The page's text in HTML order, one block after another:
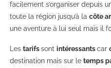
facilement s’organiser depuis
toute la région jusqu’à la côte
une aventure à lui seul mais il
Les tarifssont intéressantscar
destination mais sur le temps